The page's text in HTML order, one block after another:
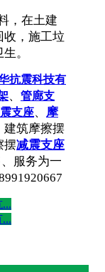
，在土建
收，施工垃
。
抗震科技有
、 管廊支
支座、 摩
建筑摩擦摆
摆减震支座
服务为一